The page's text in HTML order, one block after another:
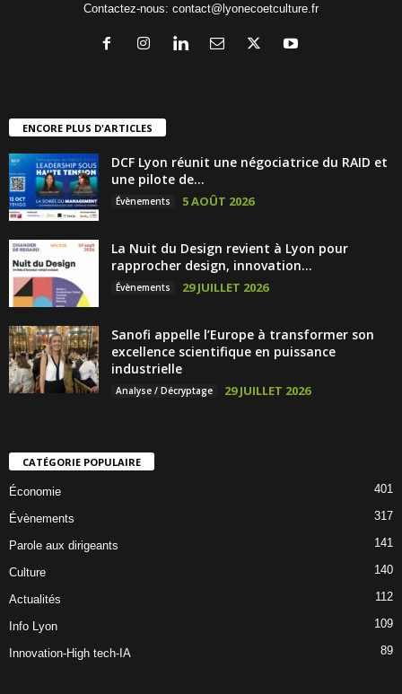
Contactez-nous: contact@lyonecoetculture.fr
ENCORE PLUS D'ARTICLES
DCF Lyon réunit une négociatrice du RAID et
une pilote de...
Évènements 5 AOÛT 2026
La Nuit du Design revient à Lyon pour
rapprocher design, innovation...
Évènements 29 JUILLET 2026
Sanofi appelle l’Europe à transformer son
excellence scientifique en puissance
industrielle
Analyse / Décryptage 29 JUILLET 2026
CATÉGORIE POPULAIRE
Économie 401
Évènements 317
Parole aux dirigeants 141
Culture 140
Actualités 112
Info Lyon 109
Innovation-High tech-IA 89